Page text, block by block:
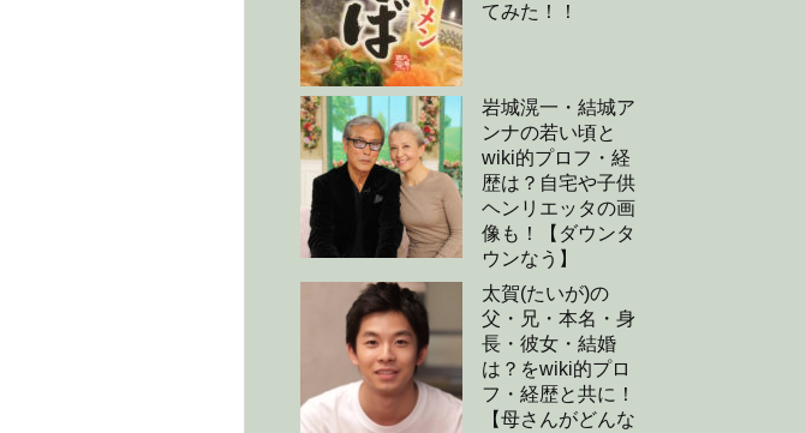
てみた！！
岩城滉一・結城ア
ンナの若い頃と
wiki的プロフ・経
歴は？自宅や子供
ヘンリエッタの画
像も！【ダウンタ
ウンなう】
太賀(たいが)の
父・兄・本名・身
長・彼女・結婚
は？をwiki的プロ
フ・経歴と共に！
【母さんがどんな